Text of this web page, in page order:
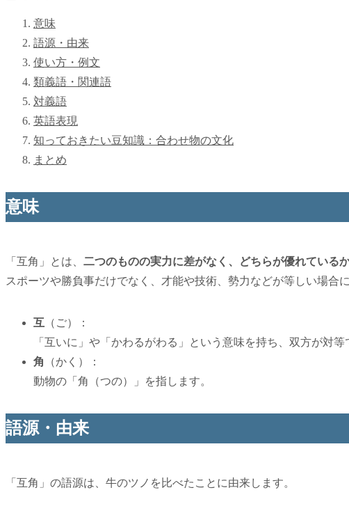
意味
語源・由来
使い方・例文
類義語・関連語
対義語
英語表現
知っておきたい豆知識：合わせ物の文化
まとめ
意味
「互角」とは、 二つのものの実力に差がなく、どちらが優れている
スポーツや勝負事だけでなく、才能や技術、勢力などが等しい場合
互 （ご）：
「互いに」や「かわるがわる」という意味を持ち、双方が対等
角
（かく）：
動物の「角（つの）」を指します。
語源・由来
「互角」の語源は、牛のツノを比べたことに由来します。